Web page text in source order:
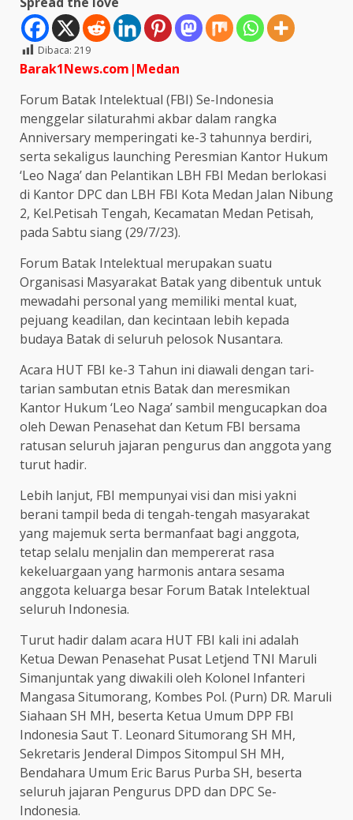
Dibaca: 219
Barak1News.com|Medan
Forum Batak Intelektual (FBI) Se-Indonesia
menggelar silaturahmi akbar dalam rangka
Anniversary memperingati ke-3 tahunnya berdiri,
serta sekaligus launching Peresmian Kantor Hukum
‘Leo Naga’ dan Pelantikan LBH FBI Medan berlokasi
di Kantor DPC dan LBH FBI Kota Medan Jalan Nibung
2, Kel.Petisah Tengah, Kecamatan Medan Petisah,
pada Sabtu siang (29/7/23).
Forum Batak Intelektual merupakan suatu
Organisasi Masyarakat Batak yang dibentuk untuk
mewadahi personal yang memiliki mental kuat,
pejuang keadilan, dan kecintaan lebih kepada
budaya Batak di seluruh pelosok Nusantara.
Acara HUT FBI ke-3 Tahun ini diawali dengan tari-
tarian sambutan etnis Batak dan meresmikan
Kantor Hukum ‘Leo Naga’ sambil mengucapkan doa
oleh Dewan Penasehat dan Ketum FBI bersama
ratusan seluruh jajaran pengurus dan anggota yang
turut hadir.
Lebih lanjut, FBI mempunyai visi dan misi yakni
berani tampil beda di tengah-tengah masyarakat
yang majemuk serta bermanfaat bagi anggota,
tetap selalu menjalin dan mempererat rasa
kekeluargaan yang harmonis antara sesama
anggota keluarga besar Forum Batak Intelektual
seluruh Indonesia.
Turut hadir dalam acara HUT FBI kali ini adalah
Ketua Dewan Penasehat Pusat Letjend TNI Maruli
Simanjuntak yang diwakili oleh Kolonel Infanteri
Mangasa Situmorang, Kombes Pol. (Purn) DR. Maruli
Siahaan SH MH, beserta Ketua Umum DPP FBI
Indonesia Saut T. Leonard Situmorang SH MH,
Sekretaris Jenderal Dimpos Sitompul SH MH,
Bendahara Umum Eric Barus Purba SH, beserta
seluruh jajaran Pengurus DPD dan DPC Se-
Indonesia.